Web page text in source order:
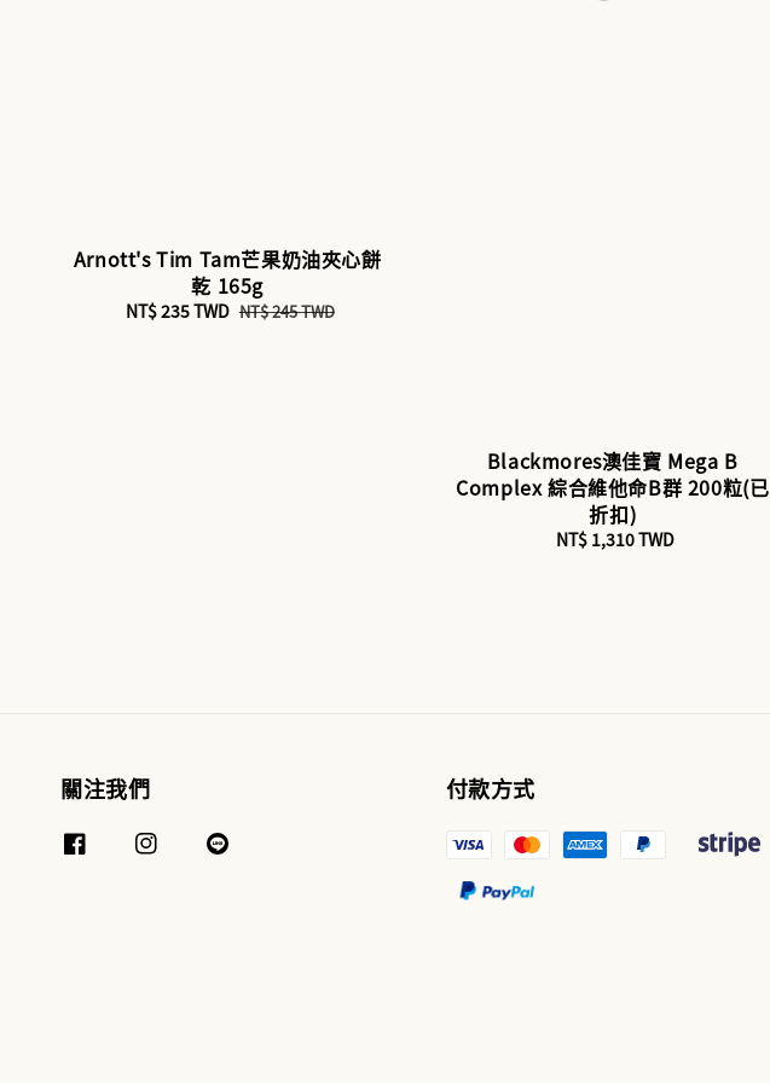
Arnott's Tim Tam芒果奶油夾心餅
乾 165g
Sale
NT$ 235 TWD Regular
NT$ 245 TWD
Blackmores澳佳寶 Mega B
Complex 綜合維他命B群 200粒(已
折扣)
Regular
NT$ 1,310 TWD
關注我們 付款方式